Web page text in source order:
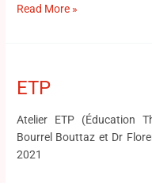
Read More »
ETP
Atelier ETP (Éducation
Bourrel Bouttaz et Dr
2021